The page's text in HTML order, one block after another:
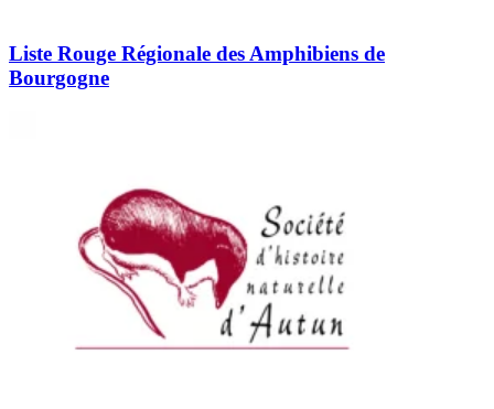
Liste Rouge Régionale des Amphibiens de
Bourgogne